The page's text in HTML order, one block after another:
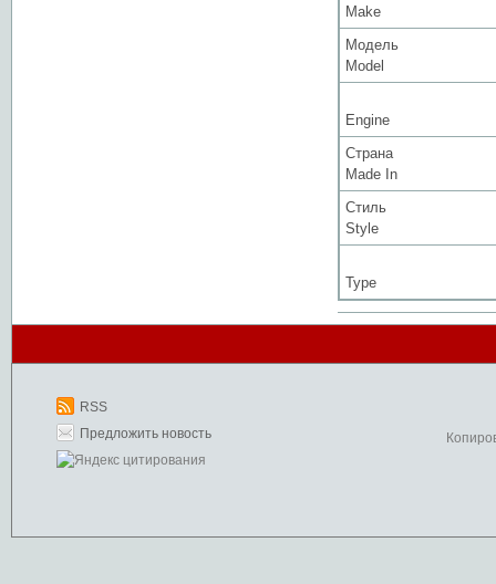
Make
Модель
Model
Engine
Страна
Made In
Стиль
Style
Type
RSS
Предложить новость